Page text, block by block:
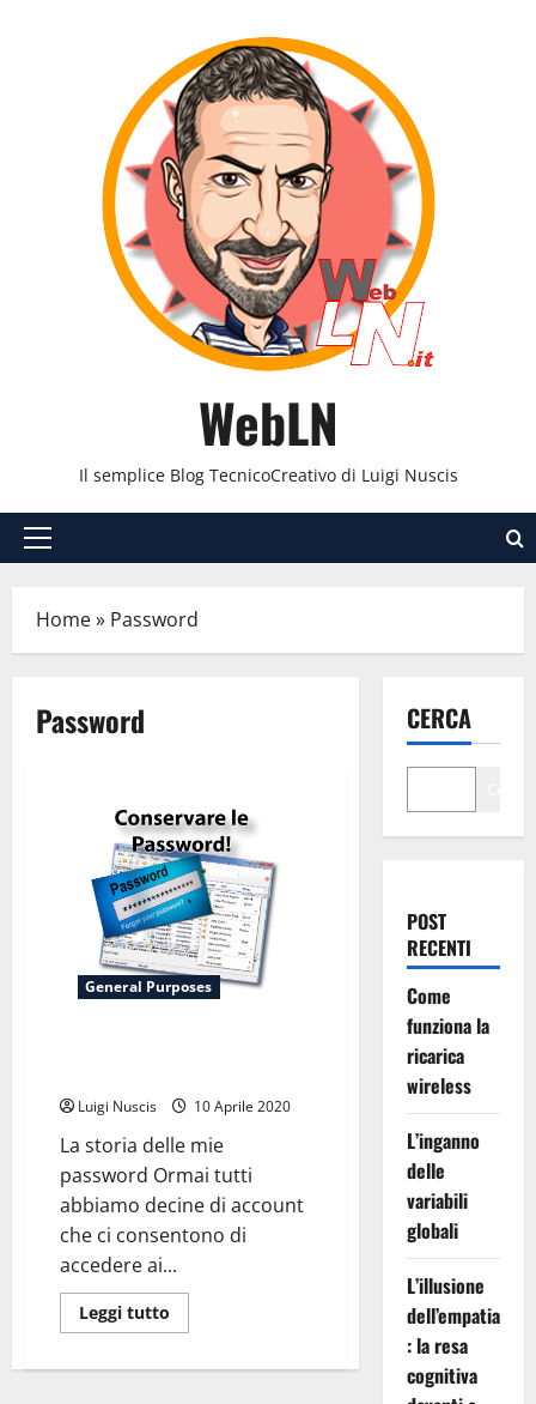
WebLN
Il semplice Blog TecnicoCreativo di Luigi Nuscis
Menu
Home» Password
Password
General Purposes
Luigi Nuscis 10 Aprile 2020
La storia delle mie
password Ormai tutti
abbiamo decine di account
che ci consentono di
accedere ai...
Leggi tutto
di
Conservare
CERCA
POST
RECENTI
Come
funziona la
ricarica
wireless
L’inganno
delle
variabili
globali
L’illusione
dell’empatia
: la resa
cognitiva